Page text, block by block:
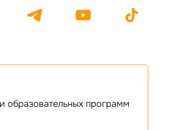
программ